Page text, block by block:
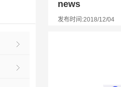
news
发布时间:2018/12/04